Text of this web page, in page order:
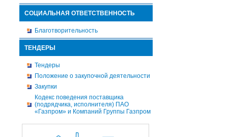
СОЦИАЛЬНАЯ ОТВЕТСТВЕННОСТЬ
Благотворительность
ТЕНДЕРЫ
Тендеры
Положение о закупочной деятельности
Закупки
Кодекс поведения поставщика
(подрядчика, исполнителя) ПАО
«Газпром» и Компаний Группы Газпром